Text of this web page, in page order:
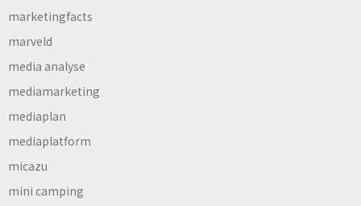
marketingfacts
marveld
media analyse
mediamarketing
mediaplan
mediaplatform
micazu
mini camping